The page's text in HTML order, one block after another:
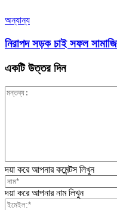
অন্যান্য
নিরাপদ সড়ক চাই সফল
একটি উত্তর দিন
দয়া করে আপনার কমেন্টস লিখুন
দয়া করে আপনার নাম লিখুন